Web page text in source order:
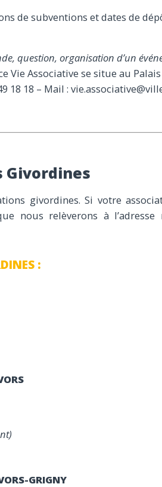
de subventions et dates de
question, organisation d’un
Vie Associative se situe au
18 18 – Mail :
Givordines
givordines. Si votre
nous relèverons à l’adresse
:
GRIGNY